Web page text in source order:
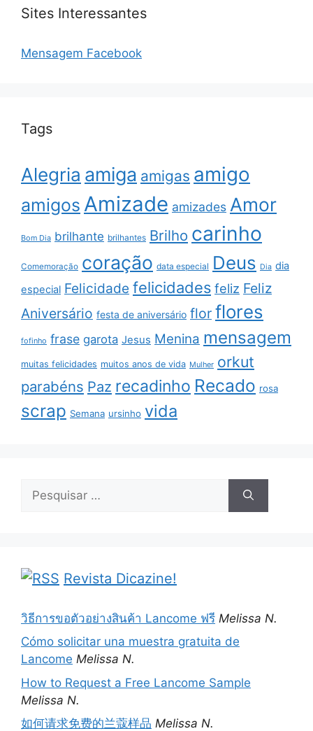
Sites Interessantes
Mensagem Facebook
Tags
Alegria amiga amigas amigo
amigos Amizade amizades Amor
Bom Dia brilhante brilhantes Brilho carinho
Comemoração coração data especial Deus Dia dia
especial Felicidade felicidades feliz Feliz
Aniversário festa de aniversário flor flores
fofinho frase garota Jesus Menina mensagem
muitas felicidades muitos anos de vida Mulher orkut
parabéns Paz recadinho Recado rosa
scrap Semana ursinho vida
por:
Revista Dicazine!
วิธีการขอตัวอย่างสินค้า Lancome ฟรี Melissa N.
Cómo solicitar una muestra gratuita de
Lancome Melissa N.
How to Request a Free Lancome Sample
Melissa N.
如何请求免费的兰蔻样品 Melissa N.